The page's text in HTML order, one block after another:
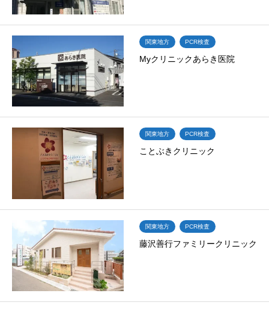
関東地方 PCR検査
Myクリニックあらき医院
関東地方 PCR検査
ことぶきクリニック
関東地方 PCR検査
藤沢善行ファミリークリニック